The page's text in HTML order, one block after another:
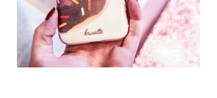
PORTFOLIO WEB
CONTACTA